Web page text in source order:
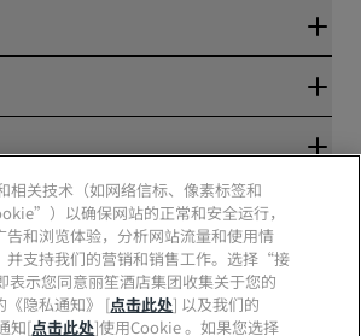
相关技术（如网络信标、像素标签和
）以确保网站的正常和安全运行，
告和浏览体验，分析网站流量和使用情
并支持我们的营销和销售工作。选择“接
示您同意丽笙酒店集团收集关于您的
《隐私通知》 [点击此处] 以及我们的
知[点击此处]使用Cookie 。如果您选择